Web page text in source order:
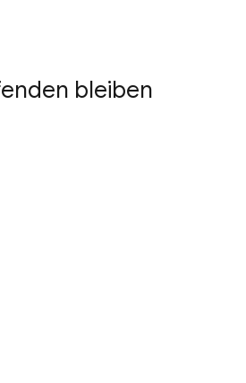
bleiben